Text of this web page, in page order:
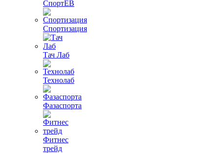
СпортЕВ
Спортизация
Тач Лаб
Технолаб
Фазаспорта
Фитнес
трейд